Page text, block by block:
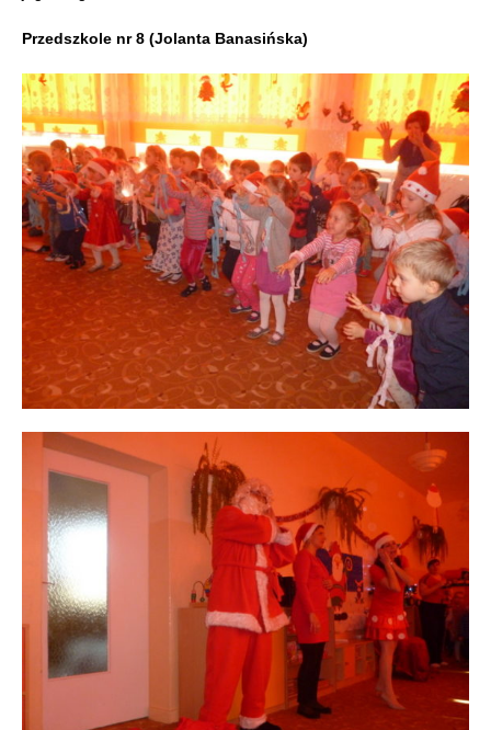
Przedszkole nr 8 (Jolanta Banasińska)